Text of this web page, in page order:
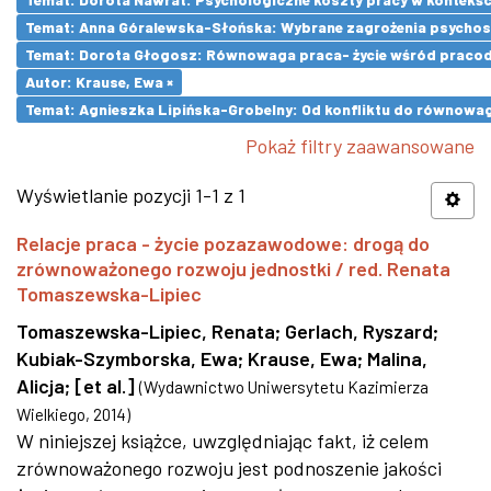
Temat: Anna Góralewska-Słońska: Wybrane zagrożenia
Temat: Dorota Głogosz: Równowaga praca- życie wśród
Autor: Krause, Ewa ×
Temat: Agnieszka Lipińska-Grobelny: Od konfliktu do
Pokaż filtry zaawansowane
Wyświetlanie pozycji 1-1 z 1
Relacje praca - życie pozazawodowe: drogą do
zrównoważonego rozwoju jednostki / red. Renata
Tomaszewska-Lipiec
Tomaszewska-Lipiec, Renata; Gerlach, Ryszard;
Kubiak-Szymborska, Ewa; Krause, Ewa; Malina,
Alicja; [et al.] (Wydawnictwo Uniwersytetu Kazimierza
Wielkiego, 2014)
W niniejszej książce, uwzględniając fakt, iż celem
zrównoważonego rozwoju jest podnoszenie jakości